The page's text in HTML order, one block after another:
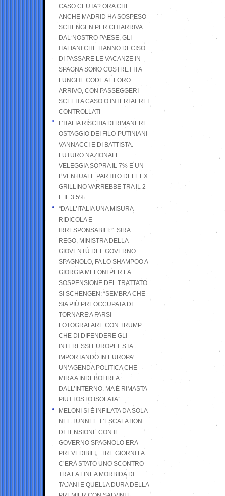
CASO CEUTA? ORA CHE
ANCHE MADRID HA SOSPESO
SCHENGEN PER CHI ARRIVA
DAL NOSTRO PAESE, GLI
ITALIANI CHE HANNO DECISO
DI PASSARE LE VACANZE IN
SPAGNA SONO COSTRETTI A
LUNGHE CODE AL LORO
ARRIVO, CON PASSEGGERI
SCELTI A CASO O INTERI AEREI
CONTROLLATI
L’ITALIA RISCHIA DI RIMANERE
OSTAGGIO DEI FILO-PUTINIANI
VANNACCI E DI BATTISTA.
FUTURO NAZIONALE
VELEGGIA SOPRA IL 7% E UN
EVENTUALE PARTITO DELL’EX
GRILLINO VARREBBE TRA IL 2
E IL 3.5%
“DALL’ITALIA UNA MISURA
RIDICOLA E
IRRESPONSABILE”: SIRA
REGO, MINISTRA DELLA
GIOVENTÙ DEL GOVERNO
SPAGNOLO, FA LO SHAMPOO A
GIORGIA MELONI PER LA
SOSPENSIONE DEL TRATTATO
SI SCHENGEN: “SEMBRA CHE
SIA PIÙ PREOCCUPATA DI
TORNARE A FARSI
FOTOGRAFARE CON TRUMP
CHE DI DIFENDERE GLI
INTERESSI EUROPEI. STA
IMPORTANDO IN EUROPA
UN’AGENDA POLITICA CHE
MIRA A INDEBOLIRLA
DALL’INTERNO. MA È RIMASTA
PIUTTOSTO ISOLATA”
MELONI SI È INFILATA DA SOLA
NEL TUNNEL. L’ESCALATION
DI TENSIONE CON IL
GOVERNO SPAGNOLO ERA
PREVEDIBILE: TRE GIORNI FA
C’ERA STATO UNO SCONTRO
TRA LA LINEA MORBIDA DI
TAJANI E QUELLA DURA DELLA